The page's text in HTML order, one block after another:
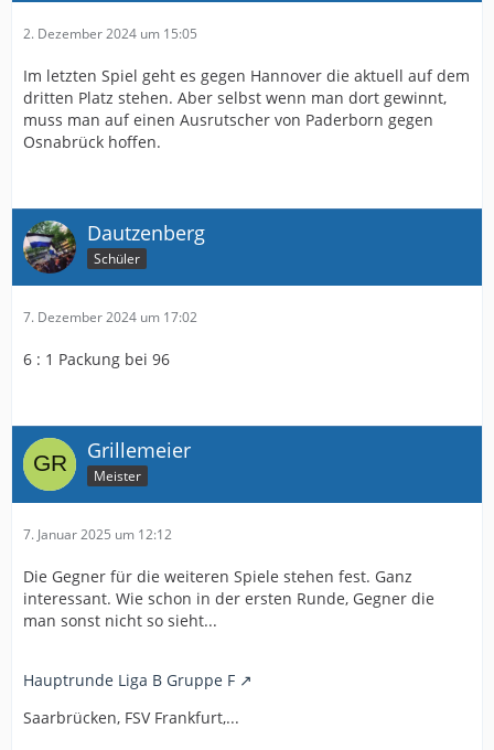
2. Dezember 2024 um 15:05
Im letzten Spiel geht es gegen Hannover die aktuell auf dem
dritten Platz stehen. Aber selbst wenn man dort gewinnt,
muss man auf einen Ausrutscher von Paderborn gegen
Osnabrück hoffen.
Dautzenberg
Schüler
7. Dezember 2024 um 17:02
6 : 1 Packung bei 96
Grillemeier
Meister
7. Januar 2025 um 12:12
Die Gegner für die weiteren Spiele stehen fest. Ganz
interessant. Wie schon in der ersten Runde, Gegner die
man sonst nicht so sieht...
Hauptrunde Liga B Gruppe F
Saarbrücken, FSV Frankfurt,...